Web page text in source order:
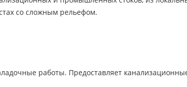
со сложным рельефом.
работы. Предоставляет